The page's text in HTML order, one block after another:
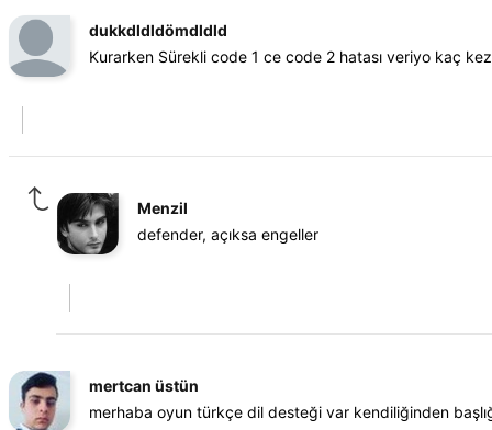
dukkdldldömdldld
Kurarken Sürekli code 1 ce code 2 hatası veriyo kaç
Menzil
defender, açıksa engeller
mertcan üstün
merhaba oyun türkçe dil desteği var kendiliğinden